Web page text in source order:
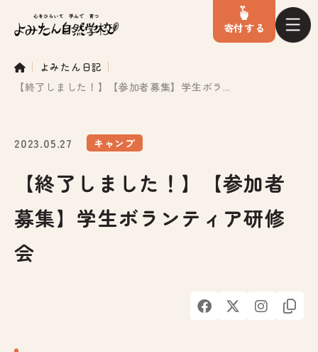
寄付する
よみたん日記
【終了しました！】【参加者募集】学生ボラ...
2023.05.27 キャンプ
【終了しました！】【参加者
募集】学生ボランティア研修
会